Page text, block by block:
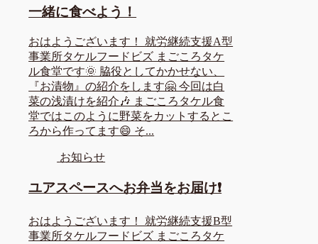
一緒に食べよう！
おはようございます！ 就労継続支援A型
事業所タケルフードビズ まごころタケ
ル食堂です🌞 脇役としてかかせない、
『お漬物』の紹介をします🤗 今回は白
菜の浅漬けを紹介🎶 まごころタケル食
堂ではこのように野菜をカットするとこ
ろから作ってます😄 そ...
お知らせ
ユアスペースへお弁当をお届け❗
おはようございます！ 就労継続支援B型
事業所タケルフードビズ まごころタケ